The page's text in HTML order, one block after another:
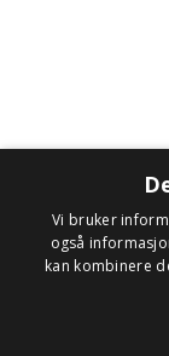
Vi bruker
også
kan kombinere